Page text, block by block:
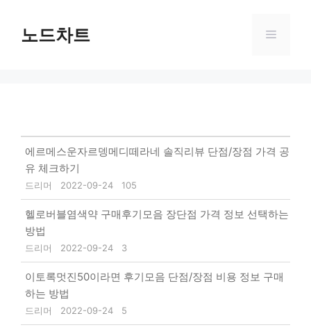
content노드차트 Menu
에르메스운자르뎅메디떼라네 솔직리뷰 단점/장점 가격 공
유 체크하기
드리머 2022-09-24 105
헬로버블염색약 구매후기모음 장단점 가격 정보 선택하는
방법
드리머 2022-09-24 3
이토록멋진50이라면 후기모음 단점/장점 비용 정보 구매
하는 방법
드리머 2022-09-24 5